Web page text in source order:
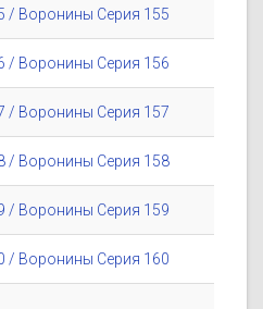
/ Воронины Серия 155
/ Воронины Серия 156
/ Воронины Серия 157
/ Воронины Серия 158
/ Воронины Серия 159
/ Воронины Серия 160